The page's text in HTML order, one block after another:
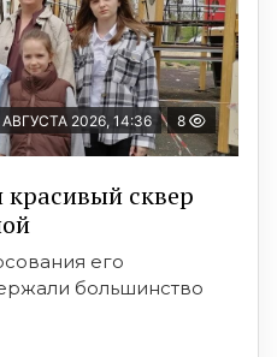
АВГУСТА 2026, 14:36 8
красивый сквер
его
большинство